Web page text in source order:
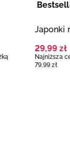
Japonki
29,99 zł
Najniższa
79,99 zł